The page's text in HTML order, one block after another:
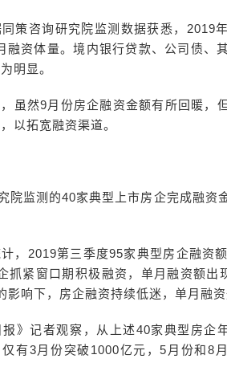
同策咨询研究院监测数据获悉，2019
融资体量。境内银行贷款、公司债、
明显。
虽然9月份房企融资金额有所回暖，
以拓宽融资渠道。
院监测的40家典型上市房企完成融资
，2019第三季度95家典型房企融资
抓紧窗口期积极融资，单月融资额出
影响下，房企融资持续低迷，单月融
》记者观察，从上述40家典型房企
有3月份突破1000亿元，5月份和8